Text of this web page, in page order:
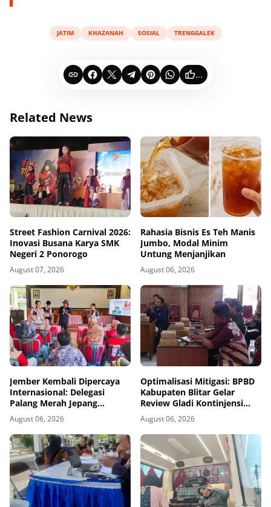
JATIM KHAZANAH SOSIAL TRENGGALEK
...
Related News
Street Fashion Carnival 2026:
Inovasi Busana Karya SMK
Negeri 2 Ponorogo
August 07, 2026
Rahasia Bisnis Es Teh Manis
Jumbo, Modal Minim
Untung Menjanjikan
August 06, 2026
Jember Kembali Dipercaya
Internasional: Delegasi
Palang Merah Jepang
Perkuat Kesiapsiagaan
Bencana di Kawasan Pesisir
dan Sekolah
August 06, 2026
Optimalisasi Mitigasi: BPBD
Kabupaten Blitar Gelar
Review Gladi Kontinjensi
Erupsi Gunung Kelud
August 06, 2026